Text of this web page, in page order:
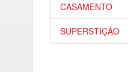
CASAMENTO
SUPERSTIÇÃO